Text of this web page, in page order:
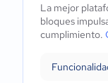
La mejor
bloques
cumplimiento.